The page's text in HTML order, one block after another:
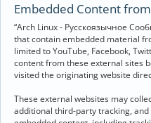
Embedded Content
“Arch Linux - Русскоязычное
that contain embedded material
limited to YouTube, Facebook,
content from these external sites
visited the originating website
These external websites may
additional third-party tracking,